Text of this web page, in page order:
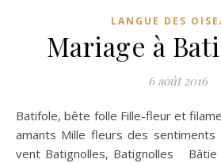
LANGUE DES
Mariage à
6 août 2016
Batifole, bête folle Fille-fleur et filament Bâtiment des mille
amants Mille fleurs des
vent Batignolles, Batignolles Bâtie